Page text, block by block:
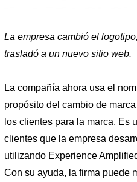
La empresa cambió el
trasladó a un nuevo sitio web.
La compañía ahora usa el
propósito del cambio de
los clientes para la marca. Es
clientes que la empresa
utilizando Experience
Con su ayuda, la firma puede